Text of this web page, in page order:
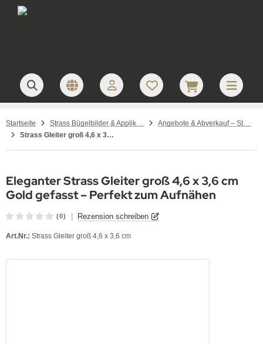
Startseite Strass Bügelbilder & Applikationen zum Aufbügeln
Angebote & Abverkauf – Strass Zubehör und Einzelstücke
Strass Gleiter groß 4,6 x 3,6 cm gold gefasst
Eleganter Strass Gleiter groß 4,6 x 3,6 cm
Gold gefasst – Perfekt zum Aufnähen
(0) Rezension schreiben
Art.Nr.: Strass Gleiter groß 4,6 x 3,6 cm